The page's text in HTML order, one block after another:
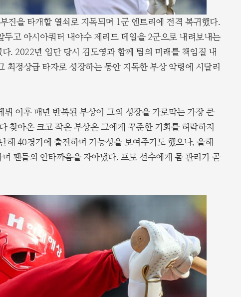
진을 타개할 열쇠로 지목되며 1군 엔트리에 전격 복귀했다.
고 아시아쿼터 내야수 제리드 데일을 2군으로 내려보내는
. 2022년 입단 당시 김도영과 함께 팀의 미래를 책임질 내
최정상급 타자로 성장하는 동안 지독한 부상 악령에 시달리
이후 매년 반복된 부상이 그의 성장을 가로막는 가장 큰
찾아온 크고 작은 부상은 그에게 꾸준한 기회를 허락하지
해 40경기에 출전하며 가능성을 보여주기도 했으나, 올해
팬들의 안타까움을 자아냈다. 프로 선수에게 몸 관리가 곧